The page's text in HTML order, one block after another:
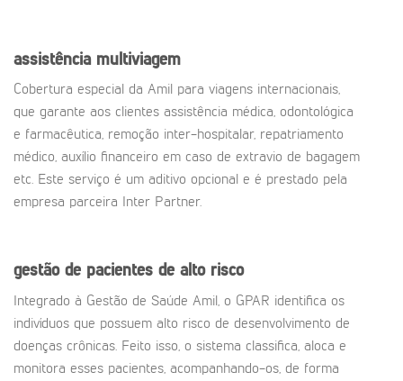
assistência multiviagem
Cobertura especial da Amil para viagens internacionais,
que garante aos clientes assistência médica, odontológica
e farmacêutica, remoção inter-hospitalar, repatriamento
médico, auxílio financeiro em caso de extravio de bagagem
etc. Este serviço é um aditivo opcional e é prestado pela
empresa parceira Inter Partner.
gestão de pacientes de alto risco
Integrado à Gestão de Saúde Amil, o GPAR identifica os
indivíduos que possuem alto risco de desenvolvimento de
doenças crônicas. Feito isso, o sistema classifica, aloca e
monitora esses pacientes, acompanhando-os, de forma